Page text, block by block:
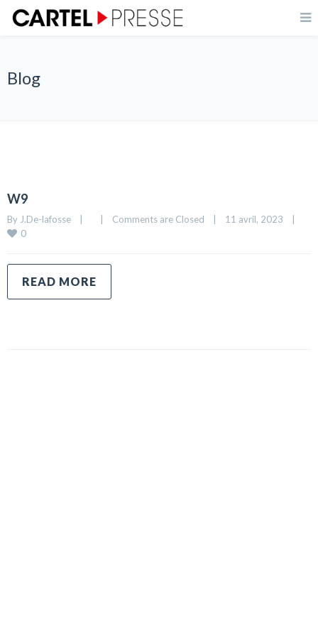
Blog
W9
By J.De-lafosse Comments are Closed 11 avril, 2023
0
READ MORE